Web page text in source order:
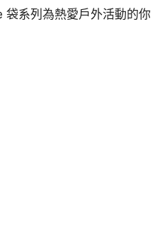
系列為熱愛戶外活動的你